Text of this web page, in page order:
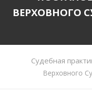
ВЕРХОВНОГО
Судебная
Верховного